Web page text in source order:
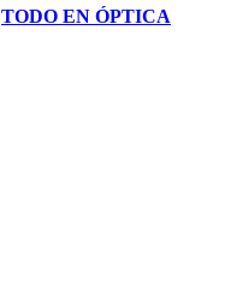
TODO EN ÓPTICA